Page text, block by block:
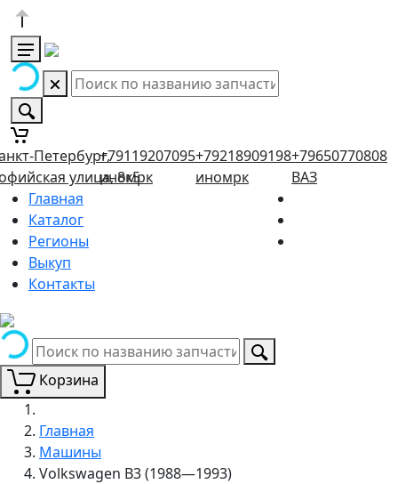
Петербург,
улица, 8к5
+79119207095
иномрк
+79218909198
иномрк
+79650770808
ВАЗ
Главная
Каталог
Регионы
Выкуп
Контакты
Корзина
Главная
Машины
Volkswagen B3 (1988—1993)